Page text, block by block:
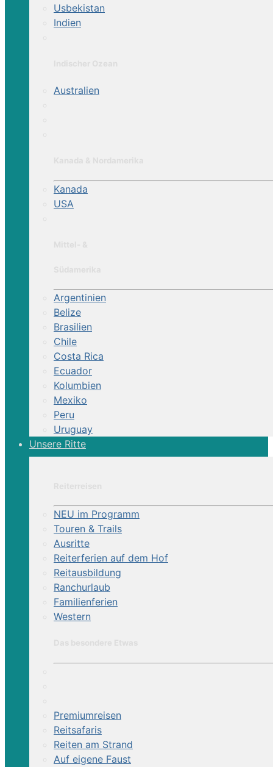
Usbekistan
Indien
Australien
Kanada
USA
Argentinien
Belize
Brasilien
Chile
Costa Rica
Ecuador
Kolumbien
Mexiko
Peru
Uruguay
Unsere Ritte
NEU im Programm
Touren & Trails
Ausritte
Reiterferien auf dem Hof
Reitausbildung
Ranchurlaub
Familienferien
Western
Premiumreisen
Reitsafaris
Reiten am Strand
Auf eigene Faust